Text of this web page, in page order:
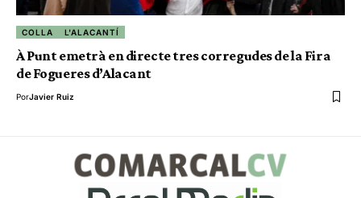
COLLA L'ALACANTÍ
À Punt emetrà en directe tres corregudes de la Fira
de Fogueres d’Alacant
PorJavier Ruiz